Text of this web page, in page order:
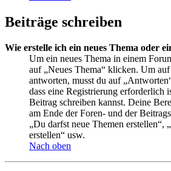
Beiträge schreiben
Wie erstelle ich ein neues Thema oder
Um ein neues Thema in einem
auf „Neues Thema“ klicken. Um
antworten, musst du auf
dass eine Registrierung erforderlich
Beitrag schreiben kannst. Deine
am Ende der Foren- und der
„Du darfst neue Themen erstellen“,
erstellen“ usw.
Nach oben